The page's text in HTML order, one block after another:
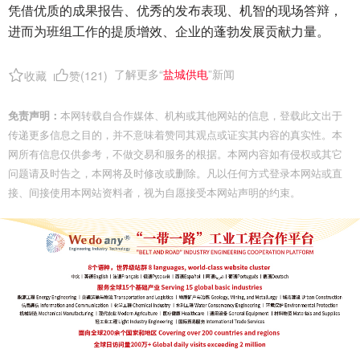
凭借优质的成果报告、优秀的发布表现、机智的现场答辩，
进而为班组工作的提质增效、企业的蓬勃发展贡献力量。
收藏 赞(121 ) 了解更多“盐城供电”新闻
免责声明： 本网转载自合作媒体、机构或其他网站的信息，登载此文出于
传递更多信息之目的，并不意味着赞同其观点或证实其内容的真实性。本
网所有信息仅供参考，不做交易和服务的根据。本网内容如有侵权或其它
问题请及时告之，本网将及时修改或删除。凡以任何方式登录本网站或直
接、间接使用本网站资料者，视为自愿接受本网站声明的约束。